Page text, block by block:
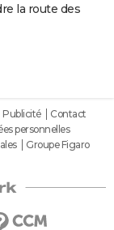
la route des
Publicité
Contact
personnelles
Groupe Figaro